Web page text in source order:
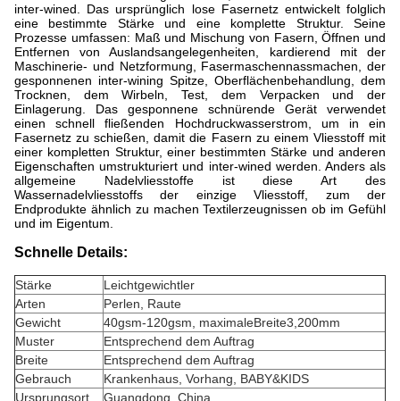
inter-wined. Das ursprünglich lose Fasernetz entwickelt folglich
eine bestimmte Stärke und eine komplette Struktur. Seine
Prozesse umfassen: Maß und Mischung von Fasern, Öffnen und
Entfernen von Auslandsangelegenheiten, kardierend mit der
Maschinerie- und Netzformung, Fasermaschennassmachen, der
gesponnenen inter-wining Spitze, Oberflächenbehandlung, dem
Trocknen, dem Wirbeln, Test, dem Verpacken und der
Einlagerung. Das gesponnene schnürende Gerät verwendet
einen schnell fließenden Hochdruckwasserstrom, um in ein
Fasernetz zu schießen, damit die Fasern zu einem Vliesstoff mit
einer kompletten Struktur, einer bestimmten Stärke und anderen
Eigenschaften umstrukturiert und inter-wined werden. Anders als
allgemeine Nadelvliesstoffe ist diese Art des
Wassernadelvliesstoffs der einzige Vliesstoff, zum der
Endprodukte ähnlich zu machen Textilerzeugnissen ob im Gefühl
und im Eigentum.
Schnelle Details:
Stärke
Leichtgewichtler
Arten
Perlen , Raute
Gewicht
40gsm-120gsm, maximaleBreite3,200mm
Muster
Entsprechend dem Auftrag
Breite
Entsprechend dem Auftrag
Gebrauch
Krankenhaus, Vorhang, BABY&KIDS
Ursprungsort
Guangdong, China